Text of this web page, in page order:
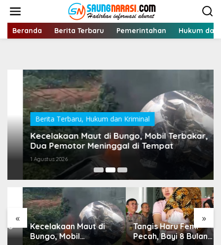
konten
Beranda Berita Terbaru Pemerintahan Hukum
Berita Terbaru,Hukum dan Kriminal
Kecelakaan Maut di Bungo, Mobil Terbakar,
Dua Pemotor Meninggal di Tempat
1 Agustus 2026
« »
Kecelakaan Maut di
Bungo, Mobil
Tangis Haru Femi
Pecah, Bayi 8 Bulan